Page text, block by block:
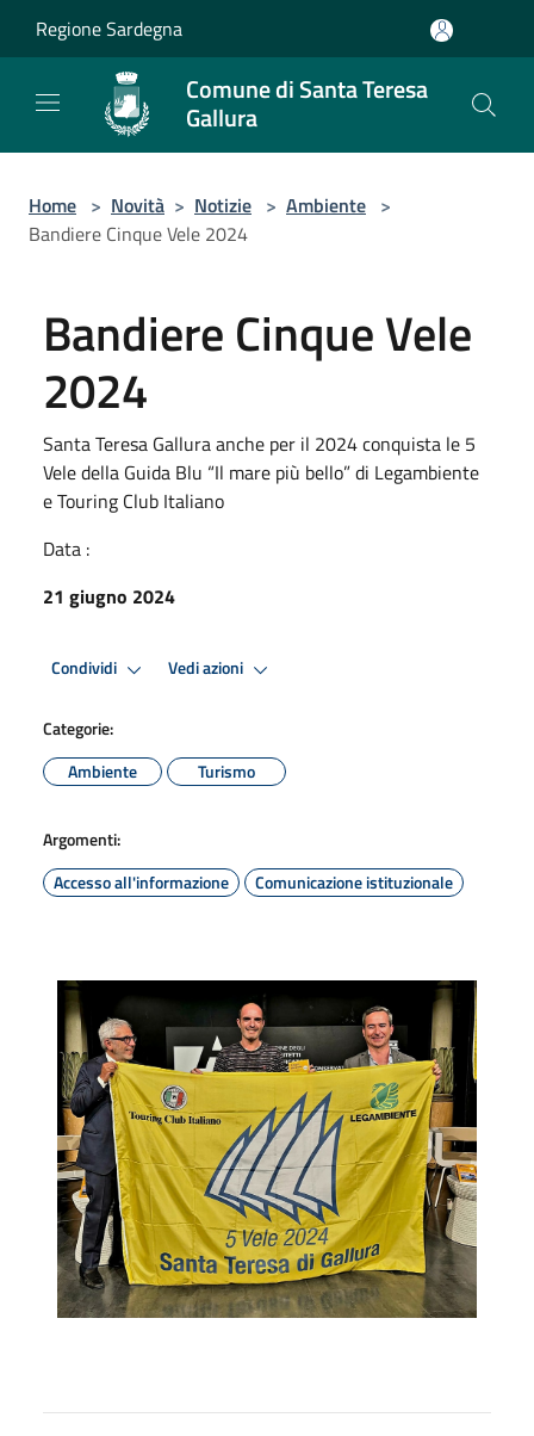
Regione Sardegna
Comune di Santa Teresa
Gallura
Home > Novità > Notizie > Ambiente >
Bandiere Cinque Vele 2024
Bandiere Cinque Vele
2024
Santa Teresa Gallura anche per il 2024 conquista le 5
Vele della Guida Blu “Il mare più bello” di Legambiente
e Touring Club Italiano
Data :
21 giugno 2024
Condividi Vedi azioni
Categorie:
Ambiente
Turismo
Argomenti:
Accesso all'informazione
Comunicazione istituzionale